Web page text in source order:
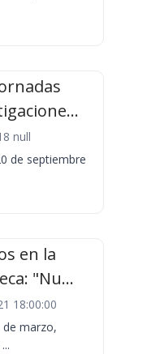
null
de septiembre
en la
"Nu...
18:00:00
de marzo,